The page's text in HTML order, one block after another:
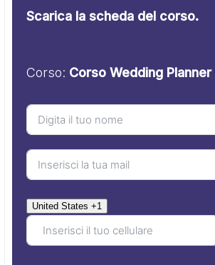
Scarica la scheda del corso.
Corso: Corso Wedding Planner
United States +1